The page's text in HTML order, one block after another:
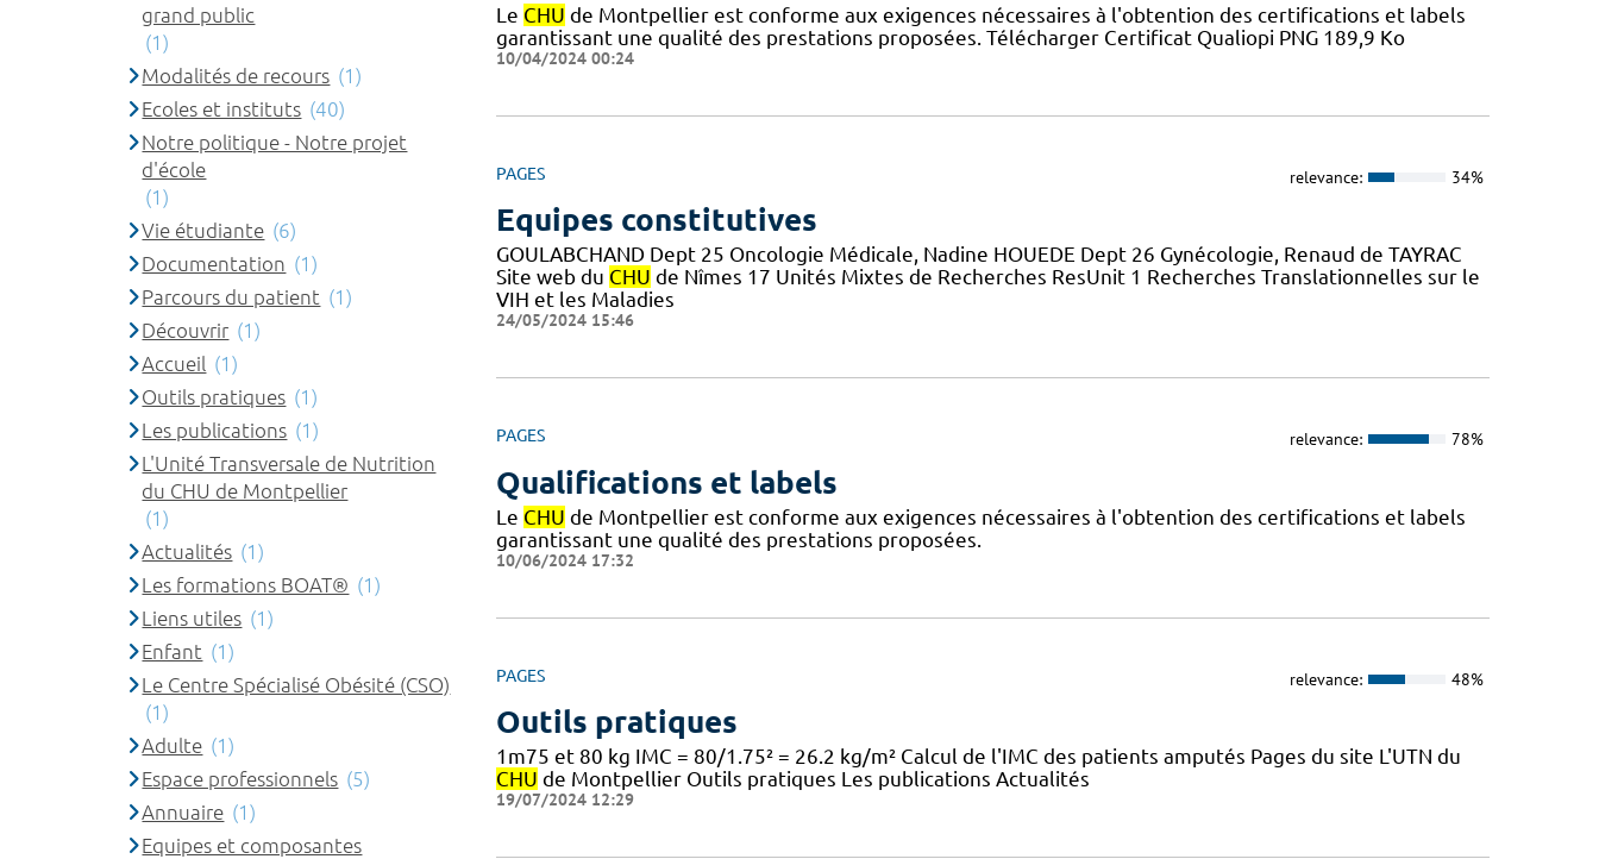
Le CHU de Montpellier est conforme aux exigences nécessaires à l'obtention des certifications et labels
garantissant une qualité des prestations proposées. Télécharger Certificat Qualiopi PNG 189,9 Ko
10/04/2024 00:24
PAGES relevance: 34%
Equipes constitutives
GOULABCHAND Dept 25 Oncologie Médicale, Nadine HOUEDE Dept 26 Gynécologie, Renaud de TAYRAC
Site web du CHU de Nîmes 17 Unités Mixtes de Recherches ResUnit 1 Recherches Translationnelles sur le
VIH et les Maladies
24/05/2024 15:46
PAGES relevance: 78%
Qualifications et labels
Le CHU de Montpellier est conforme aux exigences nécessaires à l'obtention des certifications et labels
garantissant une qualité des prestations proposées.
10/06/2024 17:32
PAGES relevance: 48%
Outils pratiques
1m75 et 80 kg IMC = 80/1.75² = 26.2 kg/m² Calcul de l'IMC des patients amputés Pages du site L'UTN du
CHU de Montpellier Outils pratiques Les publications Actualités
19/07/2024 12:29
grand public
(1)
Modalités de recours (1)
Ecoles et instituts (40)
Notre politique - Notre projet
d'école
(1)
Vie étudiante (6)
Documentation (1)
Parcours du patient (1)
Découvrir (1)
Accueil (1)
Outils pratiques (1)
Les publications (1)
L'Unité Transversale de Nutrition
du CHU de Montpellier
(1)
Actualités (1)
Les formations BOAT® (1)
Liens utiles (1)
Enfant (1)
Le Centre Spécialisé Obésité (CSO)
(1)
Adulte (1)
Espace professionnels (5)
Annuaire (1)
Equipes et composantes